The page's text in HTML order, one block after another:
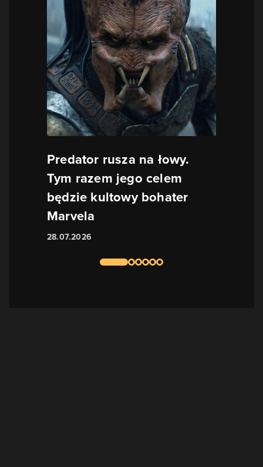
Predator rusza na łowy.
Tym razem jego celem
będzie kultowy bohater
Marvela
28.07.2026